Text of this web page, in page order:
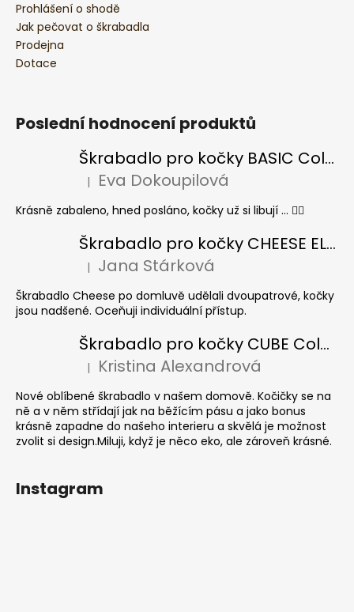
Prohlášení o shodě
Jak pečovat o škrabadla
Prodejna
Dotace
Poslední hodnocení produktů
Škrabadlo pro kočky BASIC Colour
Hodnocení produktu je 5 z 5 hvězdiček.
| Eva Dokoupilová
Krásně zabaleno, hned posláno, kočky už si libují ... 👍🏻
Škrabadlo pro kočky CHEESE ELIPSE colour
Hodnocení produktu je 5 z 5 hvězdiček.
| Jana Stárková
Škrabadlo Cheese po domluvě udělali dvoupatrové, kočky
jsou nadšené. Oceňuji individuální přístup.
Škrabadlo pro kočky CUBE Colour
Hodnocení produktu je 5 z 5 hvězdiček.
| Kristina Alexandrová
Nové oblíbené škrabadlo v našem domově. Kočičky se na
ně a v něm střídají jak na běžícím pásu a jako bonus
krásně zapadne do našeho interieru a skvělá je možnost
zvolit si design.Miluji, když je něco eko, ale zároveň krásné.
Instagram